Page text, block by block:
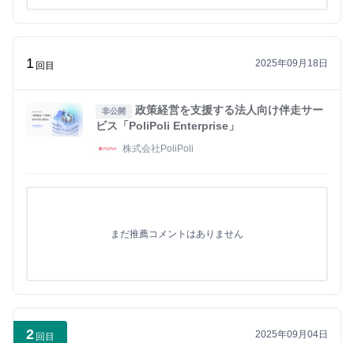
1 回目 2025年09月18日
非公開
政策経営を支援する法人向け伴走サー
ビス「PoliPoli Enterprise」
株式会社PoliPoli
まだ推薦コメントはありません
2 回目 2025年09月04日